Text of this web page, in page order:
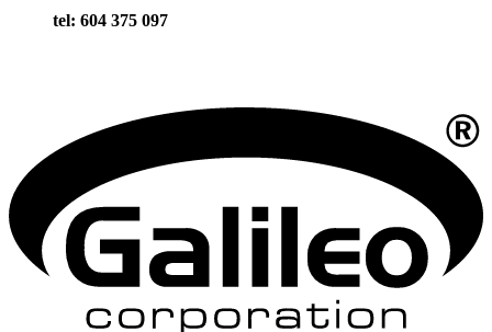
tel: 604 375 097